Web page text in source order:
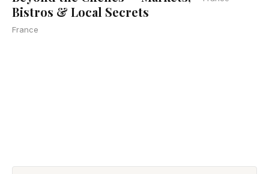
Bistros & Local Secrets
France